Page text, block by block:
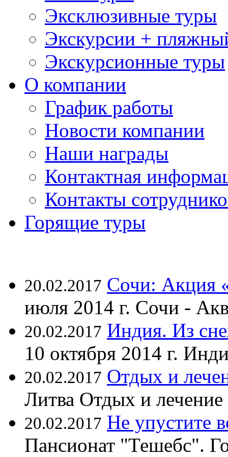
Эксклюзивные туры
Экскурсии +
Экскурсионные туры
О компании
График работы
Новости компании
Наши награды
Контактная
Контакты
Горящие туры
20.02.2017 Сочи: Акция
июля 2014 г. Сочи -
20.02.2017 Индия. Из
10 октября 2014 г.
20.02.2017 Отдых и
Литва Отдых и лечение
20.02.2017 Не упустите
Пансионат "Тешебс".